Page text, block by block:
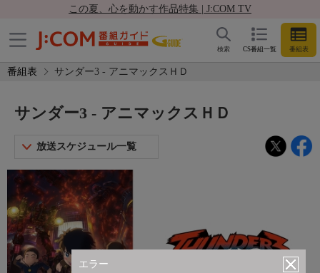
この夏、心を動かす作品特集 | J:COM TV
CS番組一覧 番組表
検索
番組表 サンダー3 - アニマックスＨＤ
エラー
サンダー3 - アニマックスＨＤ
放送スケジュール一覧